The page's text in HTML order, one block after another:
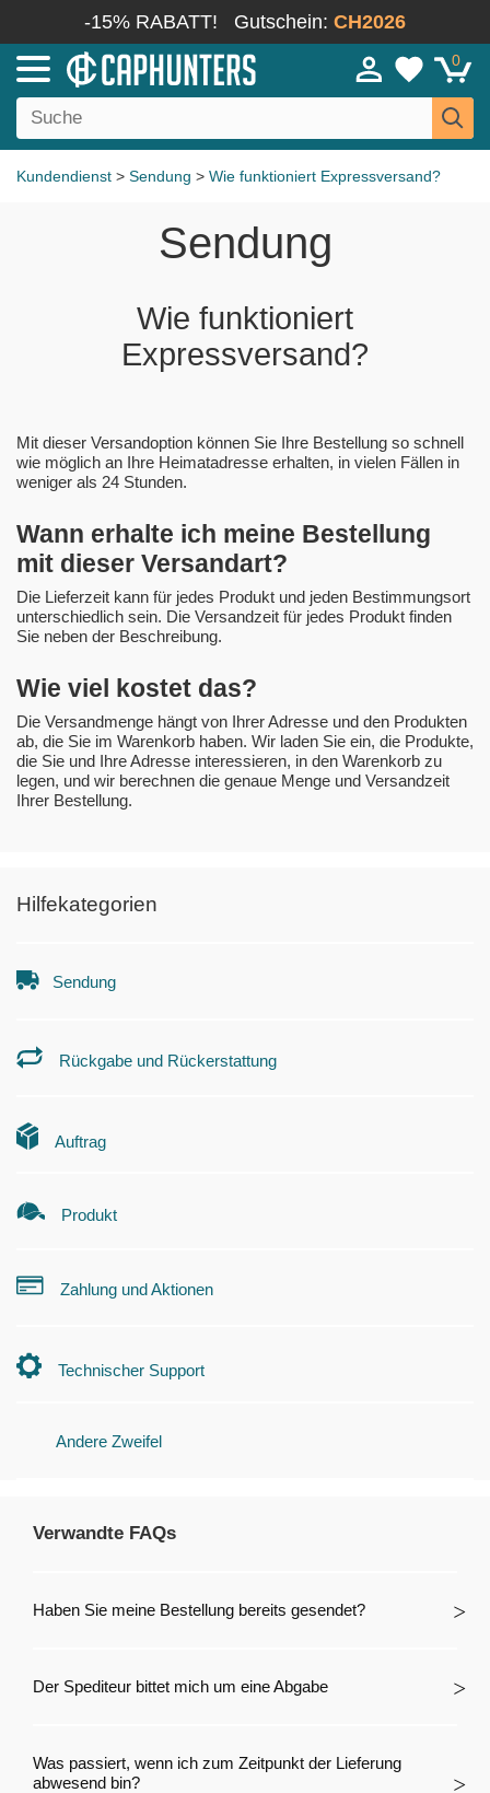
-15% RABATT! Gutschein: CH2026
0
Kundendienst > Sendung > Wie funktioniert Expressversand?
Sendung
Wie funktioniert
Expressversand?
Mit dieser Versandoption können Sie Ihre Bestellung so schnell
wie möglich an Ihre Heimatadresse erhalten, in vielen Fällen in
weniger als 24 Stunden.
Wann erhalte ich meine Bestellung
mit dieser Versandart?
Die Lieferzeit kann für jedes Produkt und jeden Bestimmungsort
unterschiedlich sein. Die Versandzeit für jedes Produkt finden
Sie neben der Beschreibung.
Wie viel kostet das?
Die Versandmenge hängt von Ihrer Adresse und den Produkten
ab, die Sie im Warenkorb haben. Wir laden Sie ein, die Produkte,
die Sie und Ihre Adresse interessieren, in den Warenkorb zu
legen, und wir berechnen die genaue Menge und Versandzeit
Ihrer Bestellung.
Hilfekategorien
Sendung
Rückgabe und Rückerstattung
Auftrag
Produkt
Zahlung und Aktionen
Technischer Support
Andere Zweifel
Verwandte FAQs
Haben Sie meine Bestellung bereits gesendet?
Der Spediteur bittet mich um eine Abgabe
Was passiert, wenn ich zum Zeitpunkt der Lieferung
abwesend bin?